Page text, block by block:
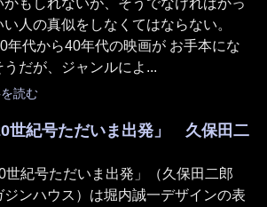
い人の真似をしなくてはならない。
年代から40年代の映画が お手本にな
うだが、ジャンルによ...
読む
世紀号ただいま出発」 久保田二
世紀号ただいま出発」（久保田二郎
ジンハウス）は堀内誠一デザインの表